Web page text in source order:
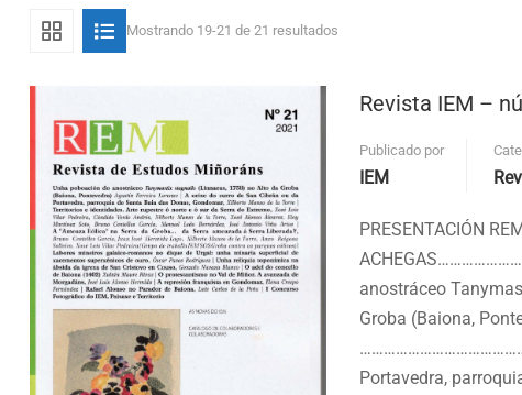
Mostrando 19-21 de 21 resultados
Revista IEM –
Publicado por
IEM
PRESENTACIÓN
anostráceo
Groba (Baiona,
Portavedra,